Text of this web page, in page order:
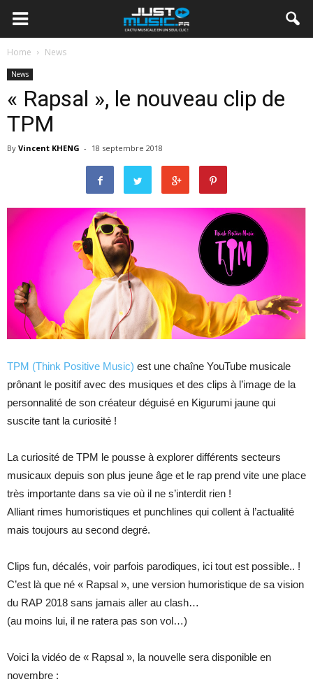
Home News
News
« Rapsal », le nouveau clip de
TPM
By Vincent KHENG - 18 septembre 2018
TPM (Think Positive Music) est une chaîne YouTube musicale
prônant le positif avec des musiques et des clips à l’image de la
personnalité de son créateur déguisé en Kigurumi jaune qui
suscite tant la curiosité !
La curiosité de TPM le pousse à explorer différents secteurs
musicaux depuis son plus jeune âge et le rap prend vite une place
très importante dans sa vie où il ne s’interdit rien !
Alliant rimes humoristiques et punchlines qui collent à l’actualité
mais toujours au second degré.
Clips fun, décalés, voir parfois parodiques, ici tout est possible.. !
C’est là que né « Rapsal », une version humoristique de sa vision
du RAP 2018 sans jamais aller au clash…
(au moins lui, il ne ratera pas son vol…)
Voici la vidéo de « Rapsal », la nouvelle sera disponible en
novembre :